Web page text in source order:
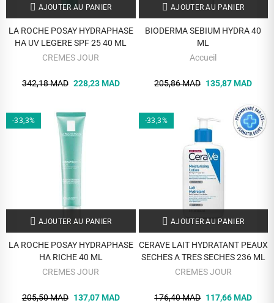
AJOUTER AU PANIER
LA ROCHE POSAY HYDRAPHASE
HA UV LEGERE SPF 25 40 ML
CREMES JOUR
342,18 MAD 228,23 MAD
AJOUTER AU PANIER
BIODERMA SEBIUM HYDRA 40
ML
Accueil
205,86 MAD 135,87 MAD
-33,3%
AJOUTER AU PANIER
LA ROCHE POSAY HYDRAPHASE
HA RICHE 40 ML
CREMES JOUR
205,50 MAD 137,07 MAD
-33,3%
AJOUTER AU PANIER
CERAVE LAIT HYDRATANT PEAUX
SECHES A TRES SECHES 236 ML
CREMES JOUR
176,40 MAD 117,66 MAD